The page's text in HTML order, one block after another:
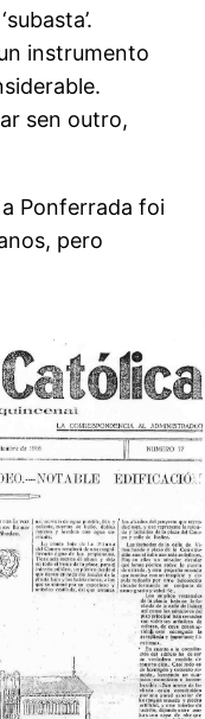
instrumento
sen outro,
Ponferrada foi
pero